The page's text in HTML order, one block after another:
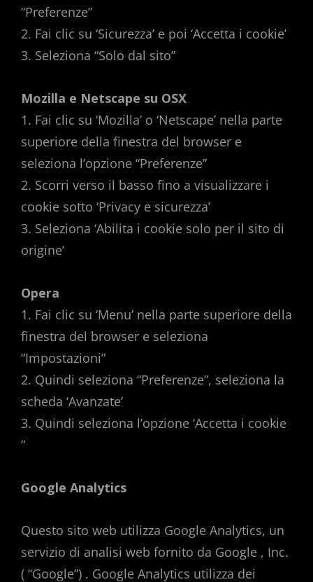
“Preferenze”
2. Fai clic su ‘Sicurezza’ e poi ‘Accetta i cookie’
3. Seleziona “Solo dal sito”
Mozilla e Netscape su OSX
1. Fai clic su ‘Mozilla’ o ‘Netscape’ nella parte
superiore della finestra del browser e
seleziona l’opzione “Preferenze”
2. Scorri verso il basso fino a visualizzare i
cookie sotto ‘Privacy e sicurezza’
3. Seleziona ‘Abilita i cookie solo per il sito di
origine’
Opera
1. Fai clic su ‘Menu’ nella parte superiore della
finestra del browser e seleziona
“Impostazioni”
2. Quindi seleziona “Preferenze”, seleziona la
scheda ‘Avanzate’
3. Quindi seleziona l’opzione ‘Accetta i cookie
”
Google Analytics
Questo sito web utilizza Google Analytics, un
servizio di analisi web fornito da Google , Inc.
( “Google”) . Google Analytics utilizza dei